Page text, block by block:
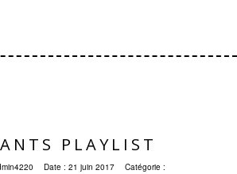
PLAYLIST
Date : 21 juin 2017 Catégorie :